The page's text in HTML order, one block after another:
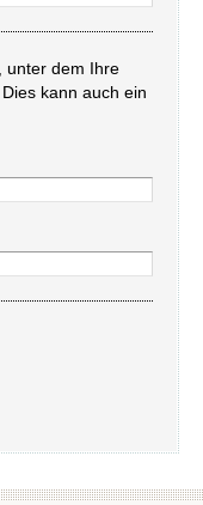
unter dem Ihre
kann auch ein